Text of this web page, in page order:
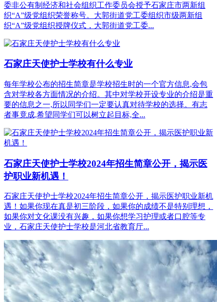
委非公有制经济和社会组织工作委员会授予石家庄市两新组
织“A”级党组织荣誉称号。大郭街道党工委组织市级两新组
织“A”级党组织授牌仪式，大郭街道党工委...
石家庄天使护士学校有什么专业
每年学校公布的招生简章是学校招生时的一个官方信息,会包
含对学校各方面情况的介绍。其中对学校开设专业的介绍是重
要的信息之一,所以同学们一定要认真对待学校的选择。有志
者事竟成,希望同学们可以树立起目标,全...
石家庄天使护士学校2024年招生简章公开，揭示医
护职业新机遇！
石家庄天使护士学校2024年招生简章公开，揭示医护职业新机
遇！如果你现在真是初三阶段，如果你的成绩不是特别理想，
如果你对文化课没有兴趣，如果你想学习护理或者口腔等专
业，石家庄天使护士学校是河北省教育厅...